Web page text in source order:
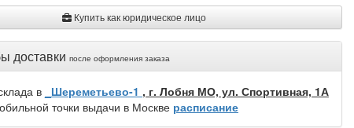
Купить как юридическое лицо
доставки после оформления заказа
в _Шереметьево-1 , г. Лобня МО, ул. Спортивная, 1А
точки выдачи в Москве расписание